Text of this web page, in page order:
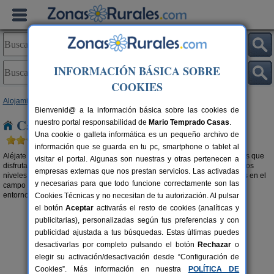
Alojamientos
Casas rurales en el campo en Lugo
Aléjate de la la polución y del mundanal ruido y relájate con los beneficios que
disfrutar de una
te proporciona a todos los
niveles. Desconecta del día a día y opta por alojamientos rurales aislados en el
campo o
casas rurales en la montaña en Lugoy haz una excursión por el
entorno. El aire puro tiene muchos más beneficios de los que imaginas.
INFORMACIÓN BÁSICA SOBRE
COOKIES
Bienvenid@ a la información básica sobre las cookies de
nuestro portal responsabilidad de Mario Temprado Casas.
Una cookie o galleta informática es un pequeño archivo de
información que se guarda en tu pc, smartphone o tablet al
visitar el portal. Algunas son nuestras y otras pertenecen a
empresas externas que nos prestan servicios. Las activadas
y necesarias para que todo funcione correctamente son las
Cookies Técnicas y no necesitan de tu autorización. Al pulsar
el botónAceptar activarás el resto de cookies (analíticas y
publicitarias), personalizadas según tus preferencias y con
publicidad ajustada a tus búsquedas. Estas últimas puedes
desactivarlas por completo pulsando el botón Rechazar o
elegir su activación/desactivación desde “Configuración de
Cookies”. Más información en nuestra
POLÍTICA DE